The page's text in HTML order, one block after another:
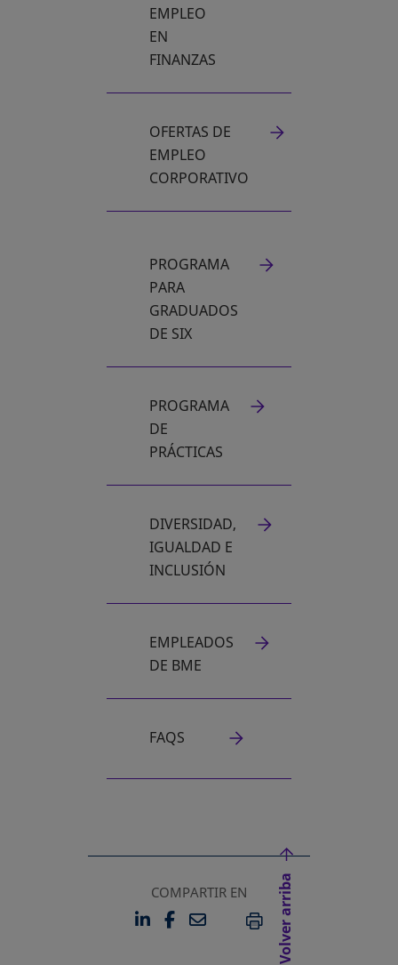
EMPLEO
EN
FINANZAS
OFERTAS DE
EMPLEO
CORPORATIVO
PROGRAMA
PARA
GRADUADOS
DE SIX
PROGRAMA
DE
PRÁCTICAS
DIVERSIDAD,
IGUALDAD E
INCLUSIÓN
EMPLEADOS
DE BME
FAQS
COMPARTIR EN
LINKEDIN
SE ABRE EN UNA PESTAÑA
FACEBOOK
SE ABRE EN UNA
EMAILIMPRIMIR
Volver arriba